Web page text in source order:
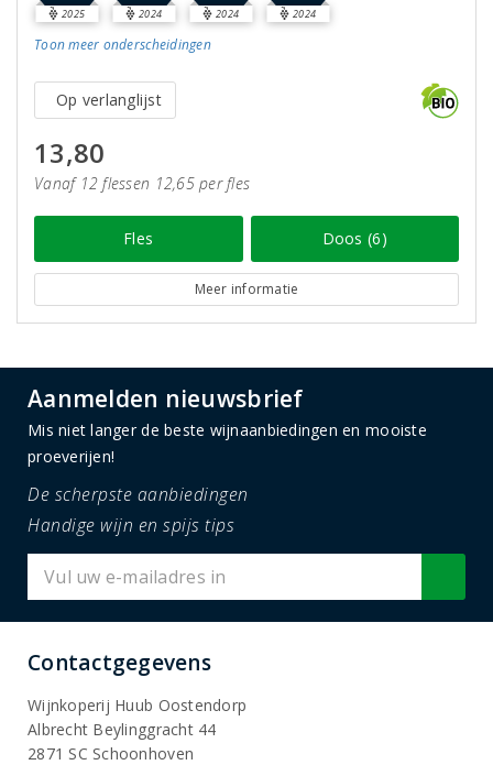
2025 2024 2024 2024
Toon meer onderscheidingen
Op verlanglijst
13,80
Vanaf 12 flessen 12,65 per fles
Fles Doos (6)
Meer informatie
Aanmelden nieuwsbrief
Mis niet langer de beste wijnaanbiedingen en mooiste
proeverijen!
De scherpste aanbiedingen
Handige wijn en spijs tips
Contactgegevens
Wijnkoperij Huub Oostendorp
Albrecht Beylinggracht 44
2871 SC Schoonhoven